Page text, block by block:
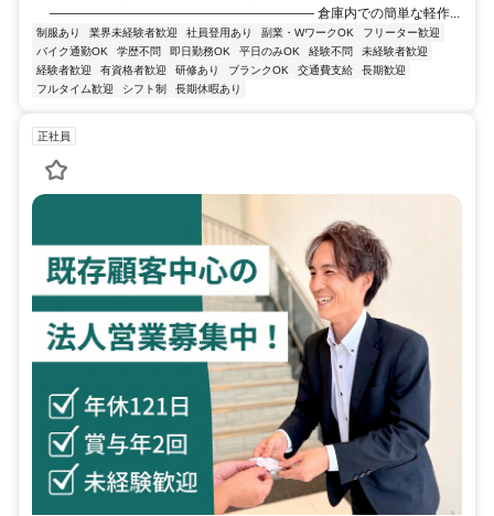
―――――――――――――――――――― 倉庫内での簡単な軽作...
制服あり 業界未経験者歓迎 社員登用あり 副業・WワークOK
フリーター歓迎
バイク通勤OK
学歴不問 即日勤務OK 平日のみOK 経験不問
未経験者歓迎
経験者歓迎
有資格者歓迎 研修あり ブランクOK 交通費支給
長期歓迎
フルタイム歓迎
シフト制 長期休暇あり
正社員